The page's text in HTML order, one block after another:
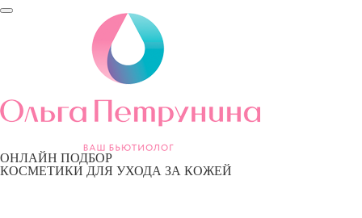
ОНЛАЙН ПОДБОР
КОСМЕТИКИ ДЛЯ УХОДА ЗА КОЖЕЙ